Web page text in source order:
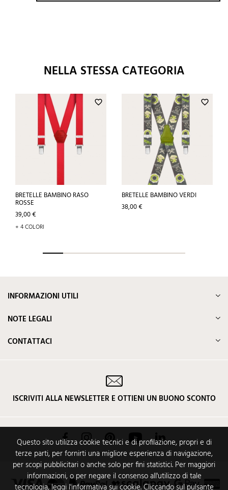
NELLA STESSA CATEGORIA
favorite_border
BRETELLE BAMBINO RASO
ROSSE
Prezzo
39,00 €
+ 4 COLORI
favorite_border
BRETELLE BAMBINO VERDI
Prezzo
38,00 €
Questo sito utilizza cookie tecnici e di profilazione, propri e di
terze parti, per fornirti una migliore esperienza di navigazione,
per scopi pubblicitari o anche solo per fini statistici. Per maggiori
informazioni, o per negare il consenso all'utilizzo di tale
tecnologia, leggi l'informativa sui cookie. Cliccando sul pulsante
INFORMAZIONI UTILI
NOTE LEGALI
CONTATTACI
ISCRIVITI ALLA NEWSLETTER E OTTIENI UN BUONO SCONTO
FacebookInstagramPinterest YouTube